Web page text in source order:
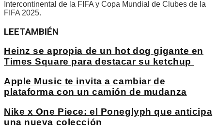
Intercontinental de la FIFA y Copa Mundial de Clubes de la
FIFA 2025.
LEETAMBIÉN
Heinz se apropia de un hot dog gigante en
Times Square para destacar su ketchup
Apple Music te invita a cambiar de
plataforma con un camión de mudanza
Nike x One Piece: el Poneglyph que anticipa
una nueva colección